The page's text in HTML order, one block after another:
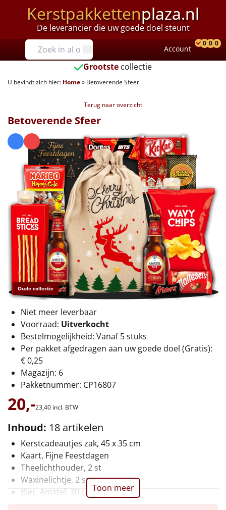
Kerstpakkettenplaza.nl
De leverancier die uw goede doel steunt
Prijzen
Tot €25
€25 tot €35
€40 tot €45
€45 tot €50
€50 tot €55
€55 tot €75
€75 tot €100
€100 en hoger
Alle kerstpakketten 2026
Thema
Origineel
Rituals
Luxe
Mannen
Duurzaam
Leuke
Goedkope
Account
0 0 0
Grootste collectie
U bevindt zich hier: Home» Betoverende Sfeer
Terug naar overzicht
Oude collectie
Betoverende Sfeer
Niet meer leverbaar
Voorraad: Uitverkocht
Bestelmogelijkheid: Vanaf 5 stuks
Per pakket afgedragen aan uw goede doel (Gratis):
€ 0,25
Magazijn: 6
Pakketnummer: CP16807
20,-23,40 incl. BTW
Inhoud: 18 artikelen
Kerstcadeautjes zak, 45 x 35 cm
Kaart, Fijne Feestdagen
Theelichthouder, 2 st
Waxinelichtje, 2 st
Bier, Amstel, 30 cl, 2 stToon meer